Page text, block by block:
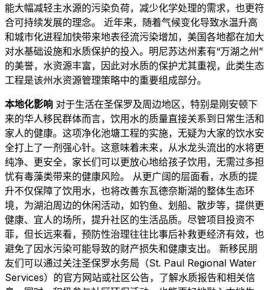
能大幅减轻主水源的污染负荷，减少化学处理的需求，也更符
合可持续发展的理念。 近年来，随着气候变化导致水温升高
和城市化进程加快带来地表径流污染增加，美国各地都在加大
对水基础设施和水质保护的投入。明尼苏达州素有“万湖之州”
的美誉，水资源丰富，因此对水质的保护尤其重视，此类生态
工程是该州水资源管理策略中的重要组成部分。
本地化影响 对于生活在圣保罗及周边地区，特别是刚安顿下
来的华人移民群体而言，饮用水的质量直接关系到日常生活和
家人的健康。这项净化池塘工程的实施，无疑为大家的饮水安
全打上了一剂强心针。这意味着未来，从水龙头流出的水将更
纯净、更安全，家长们可以更放心地给孩子饮用，无需过多担
忧有毒藻类带来的健康风险。 从更广阔的层面看，水质的提
升不仅保障了饮用水，也将改善东瓦德奈斯湖的整体生态环
境，为湖泊周边的休闲活动，如钓鱼、划船、散步等，提供更
健康、宜人的场所，提升社区的生活品质。尽管项目投资不
菲，但长远来看，预防性治理往往比事后补救更经济有效，也
避免了因水污染可能导致的财产损失和健康支出。 新移民朋
友们可以通过关注圣保罗水务局（St. Paul Regional Water
Services）的官方网站或社区公告，了解水质报告和相关信